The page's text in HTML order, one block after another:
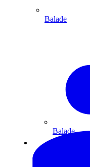
Balade
Balade